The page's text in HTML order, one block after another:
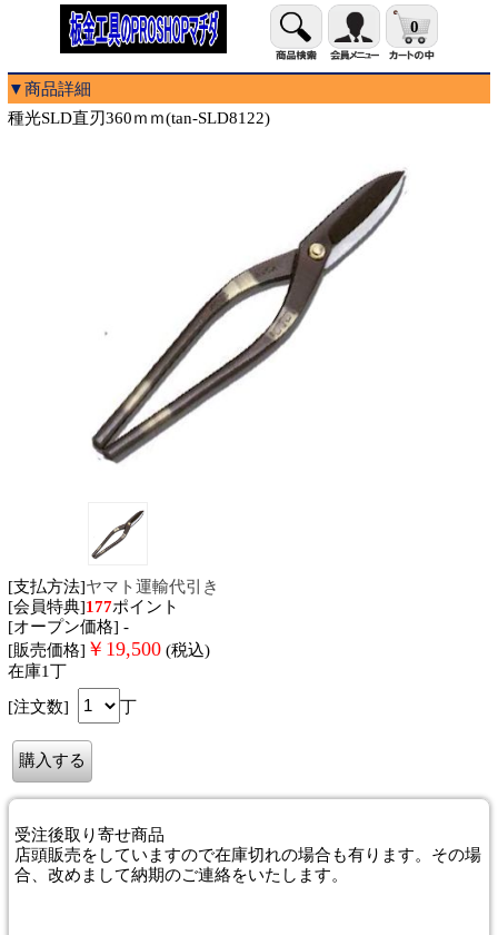
0
▼商品詳細
種光SLD直刃360ｍｍ(tan-SLD8122)
[支払方法]ヤマト運輸代引き
[会員特典]177ポイント
[オープン価格] -
[販売価格] ￥ 19,500 (税込)
在庫1丁
[注文数]
丁
受注後取り寄せ商品
店頭販売をしていますので在庫切れの場合も有ります。その場
合、改めまして納期のご連絡をいたします。